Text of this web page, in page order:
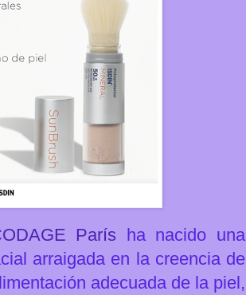
París ha nacido una
arraigada en la creencia de
adecuada de la piel,